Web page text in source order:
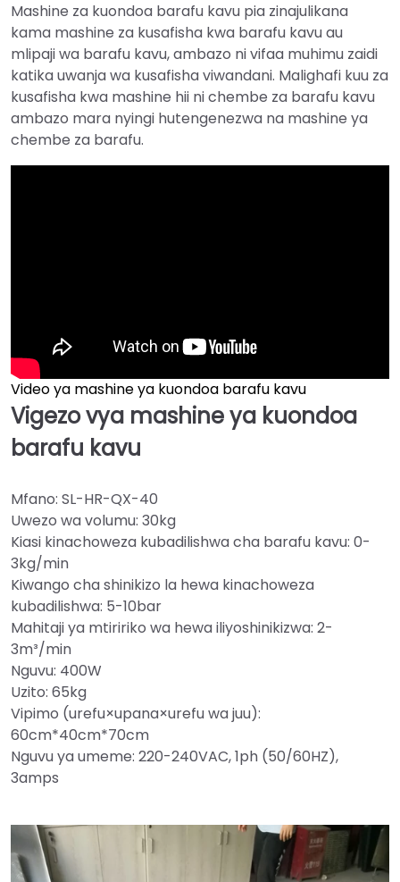
Mashine za kuondoa barafu kavu pia zinajulikana
kama mashine za kusafisha kwa barafu kavu au
mlipaji wa barafu kavu, ambazo ni vifaa muhimu zaidi
katika uwanja wa kusafisha viwandani. Malighafi kuu za
kusafisha kwa mashine hii ni chembe za barafu kavu
ambazo mara nyingi hutengenezwa na mashine ya
chembe za barafu.
Video ya mashine ya kuondoa barafu kavu
Vigezo vya mashine ya kuondoa
barafu kavu
Mfano: SL-HR-QX-40
Uwezo wa volumu: 30kg
Kiasi kinachoweza kubadilishwa cha barafu kavu: 0-
3kg/min
Kiwango cha shinikizo la hewa kinachoweza
kubadilishwa: 5-10bar
Mahitaji ya mtiririko wa hewa iliyoshinikizwa: 2-
3m³/min
Nguvu: 400W
Uzito: 65kg
Vipimo (urefu×upana×urefu wa juu):
60cm*40cm*70cm
Nguvu ya umeme: 220-240VAC, 1ph (50/60HZ),
3amps